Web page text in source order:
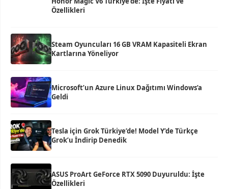
Özellikleri
Steam Oyuncuları 16 GB VRAM Kapasiteli Ekran
Kartlarına Yöneliyor
Microsoft’un Azure Linux Dağıtımı Windows’a
Geldi
Tesla için Grok Türkiye’de! Model Y’de Türkçe
Grok’u İndirip Denedik
ASUS ProArt GeForce RTX 5090 Duyuruldu: İşte
Özellikleri